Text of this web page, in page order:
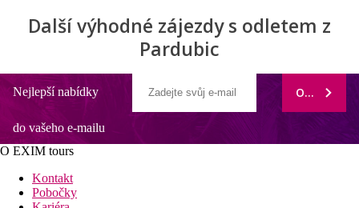
Další výhodné zájezdy s odletem z
Pardubic
Nejlepší nabídky
do vašeho e-mailu
ODEBÍRAT
O EXIM tours
Kontakt
Pobočky